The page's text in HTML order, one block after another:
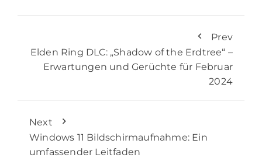
Prev
Elden Ring DLC: „Shadow of the Erdtree“ –
Erwartungen und Gerüchte für Februar
2024
Next
Windows 11 Bildschirmaufnahme: Ein
umfassender Leitfaden